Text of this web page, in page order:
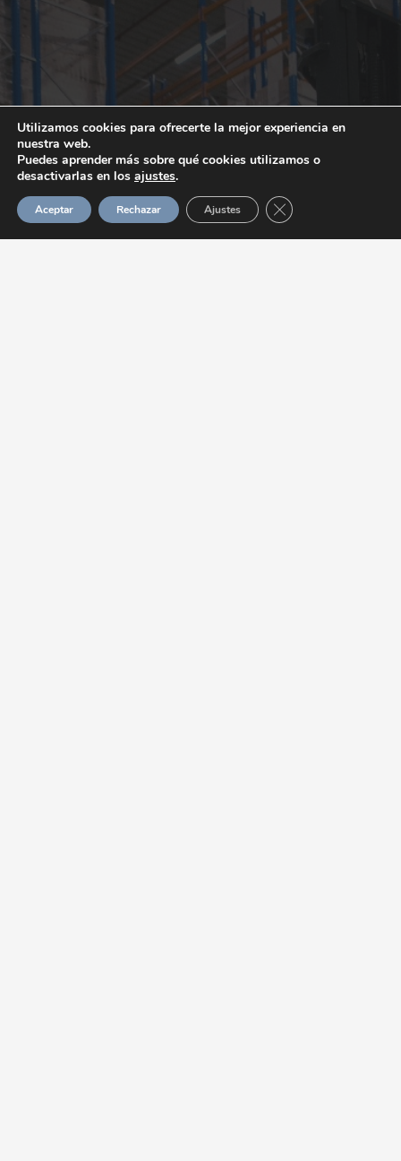
COMERCIAL GUADALUPE, S. L.
Almacenamiento, Distribución y/o Reparto de
Utilizamos cookies para ofrecerte la mejor experiencia en
nuestra web.
Puedes aprender más sobre qué cookies utilizamos o
desactivarlas en los ajustes.
Aceptar Rechazar Ajustes Cerrar el banner de